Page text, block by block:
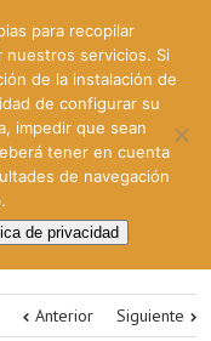
Anterior Siguiente
para recopilar
nuestros servicios. Si
de la instalación de
de configurar su
impedir que sean
tener en cuenta
de navegación
de privacidad